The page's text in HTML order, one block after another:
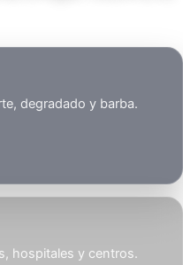
degradado y barba.
hospitales y centros.